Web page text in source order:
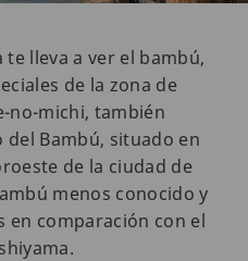
lleva a ver el bambú,
de la zona de
no-michi, también
del Bambú, situado en
de la ciudad de
menos conocido y
en comparación con el